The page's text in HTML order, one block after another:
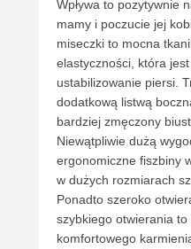
Wpływa to pozytywnie
mamy i poczucie jej
miseczki to mocna
elastyczności, która
ustabilizowanie piersi.
dodatkową listwą
bardziej zmęczony biust.
Niewątpliwie dużą
ergonomiczne fiszbiny
w dużych rozmiarach
Ponadto szeroko
szybkiego otwierania
komfortowego